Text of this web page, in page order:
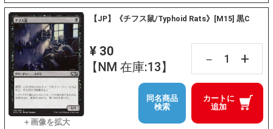
【JP】《チフス鼠/Typhoid Rats》[M15] 黒C
¥ 30
【NM 在庫:13】
－ +
カートに
追加
同名商品
検索